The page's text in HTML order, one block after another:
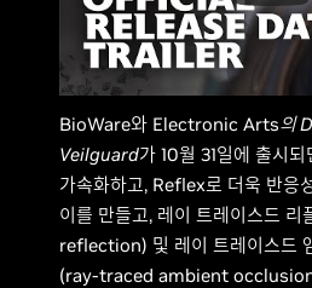
BioWare와 Electronic Arts의
Veilguard가 10월 31일에 출시
가속화하고, Reflex로 더욱 반응
이를 만들고, 레이 트레이스드
reflection) 및 레이 트레이스드
(ray-traced ambient